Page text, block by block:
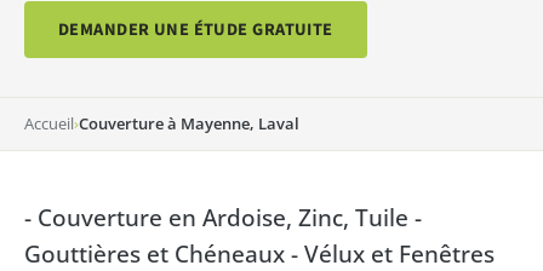
DEMANDER UNE ÉTUDE GRATUITE
Accueil›Couverture à Mayenne, Laval
- Couverture en Ardoise, Zinc, Tuile -
Gouttières et Chéneaux - Vélux et Fenêtres